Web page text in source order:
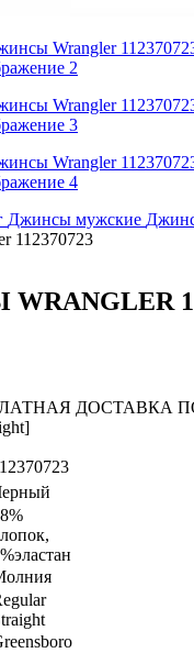
Джинсы мужские
112370723
ДОСТАВКА